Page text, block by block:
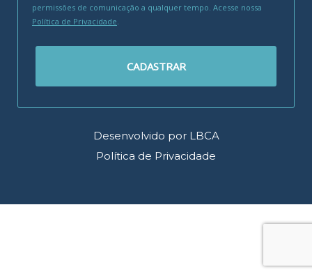
permissões de comunicação a qualquer tempo. Acesse nossa
Política de Privacidade.
CADASTRAR
Desenvolvido por LBCA
Política de Privacidade